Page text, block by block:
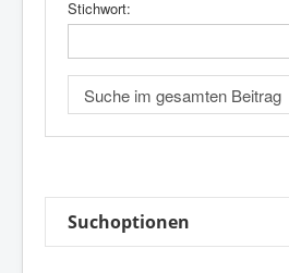
Stichwort:
Suchoptionen